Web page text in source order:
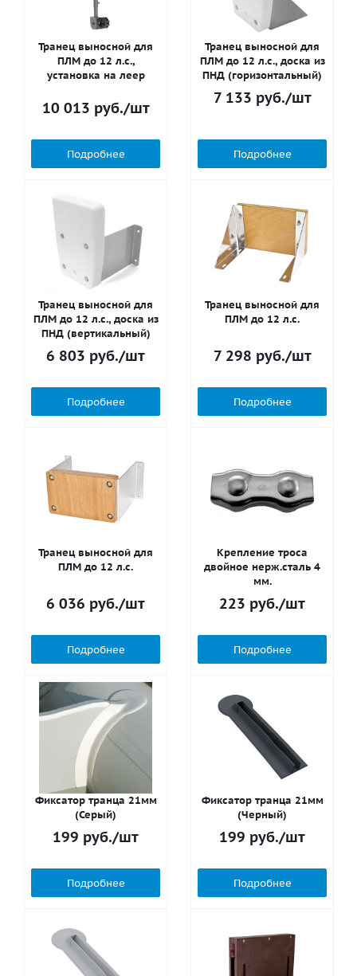
Транец выносной для
ПЛМ до 12 л.с.,
установка на леер
10 013 руб./шт
Подробнее
Транец выносной для
ПЛМ до 12 л.с., доска из
ПНД (горизонтальный)
7 133 руб./шт
Подробнее
Транец выносной для
ПЛМ до 12 л.с., доска из
ПНД (вертикальный)
6 803 руб./шт
Подробнее
Транец выносной для
ПЛМ до 12 л.с.
7 298 руб./шт
Подробнее
Транец выносной для
ПЛМ до 12 л.с.
6 036 руб./шт
Подробнее
Крепление троса
двойное нерж.сталь 4
мм.
223 руб./шт
Подробнее
Фиксатор транца 21мм
(Серый)
199 руб./шт
Подробнее
Фиксатор транца 21мм
(Черный)
199 руб./шт
Подробнее